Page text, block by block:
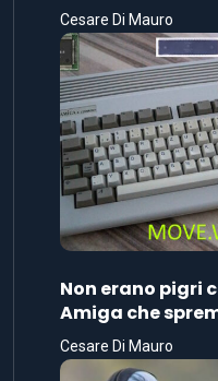
Cesare Di Mauro
Non erano pigri
Amiga che
Cesare Di Mauro